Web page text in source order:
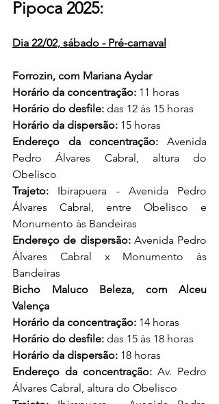
Pipoca 2025:
Dia 22/02, sábado - Pré-carnaval
Forrozin, com Mariana Aydar
Horário da concentração: 11 horas
Horário do desfile: das 12 às 15 horas
Horário da dispersão: 15 horas
Endereço da concentração: Avenida
Pedro Álvares Cabral, altura do
Obelisco
Trajeto: Ibirapuera - Avenida Pedro
Álvares Cabral, entre Obelisco e
Monumento às Bandeiras
Endereço de dispersão: Avenida Pedro
Álvares Cabral x Monumento às
Bandeiras
Bicho Maluco Beleza, com Alceu
Valença
Horário da concentração: 14 horas
Horário do desfile: das 15 às 18 horas
Horário da dispersão: 18 horas
Endereço da concentração: Av. Pedro
Álvares Cabral, altura do Obelisco